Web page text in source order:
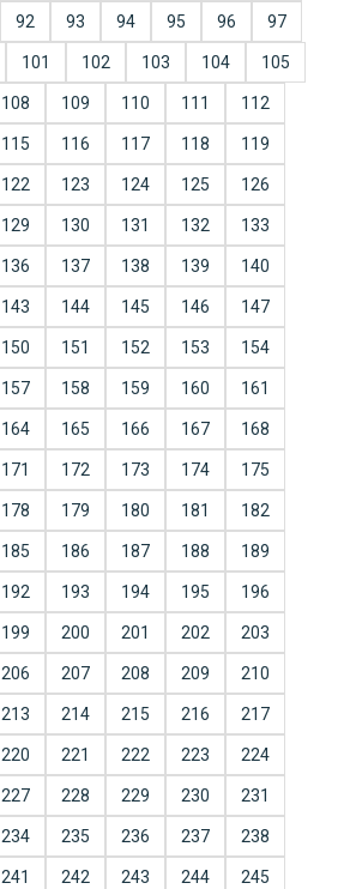
92 93 94 95 96 97
101 102 103 104 105
108 109 110 111 112
115 116 117 118 119
122 123 124 125 126
129 130 131 132 133
136 137 138 139 140
143 144 145 146 147
150 151 152 153 154
157 158 159 160 161
164 165 166 167 168
171 172 173 174 175
178 179 180 181 182
185 186 187 188 189
192 193 194 195 196
199 200 201 202 203
206 207 208 209 210
213 214 215 216 217
220 221 222 223 224
227 228 229 230 231
234 235 236 237 238
241 242 243 244 245